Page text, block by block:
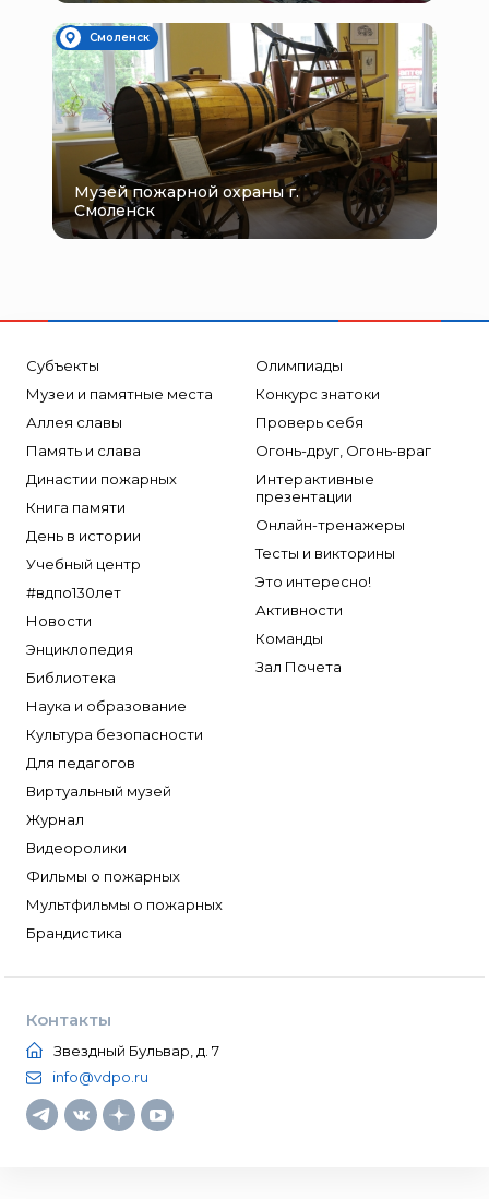
Смоленск
Музей пожарной охраны г.
Смоленск
Субъекты
Музеи и памятные места
Аллея славы
Память и слава
Династии пожарных
Книга памяти
День в истории
Учебный центр
#вдпо130лет
Новости
Энциклопедия
Библиотека
Наука и образование
Культура безопасности
Для педагогов
Виртуальный музей
Журнал
Видеоролики
Фильмы о пожарных
Мультфильмы о пожарных
Брандистика
Олимпиады
Конкурс знатоки
Проверь себя
Огонь-друг, Огонь-враг
Интерактивные
презентации
Онлайн-тренажеры
Тесты и викторины
Это интересно!
Активности
Команды
Зал Почета
Контакты
Звездный Бульвар, д. 7
info@vdpo.ru